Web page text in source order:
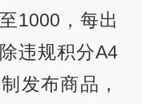
1000，每出
违规积分A4
发布商品，